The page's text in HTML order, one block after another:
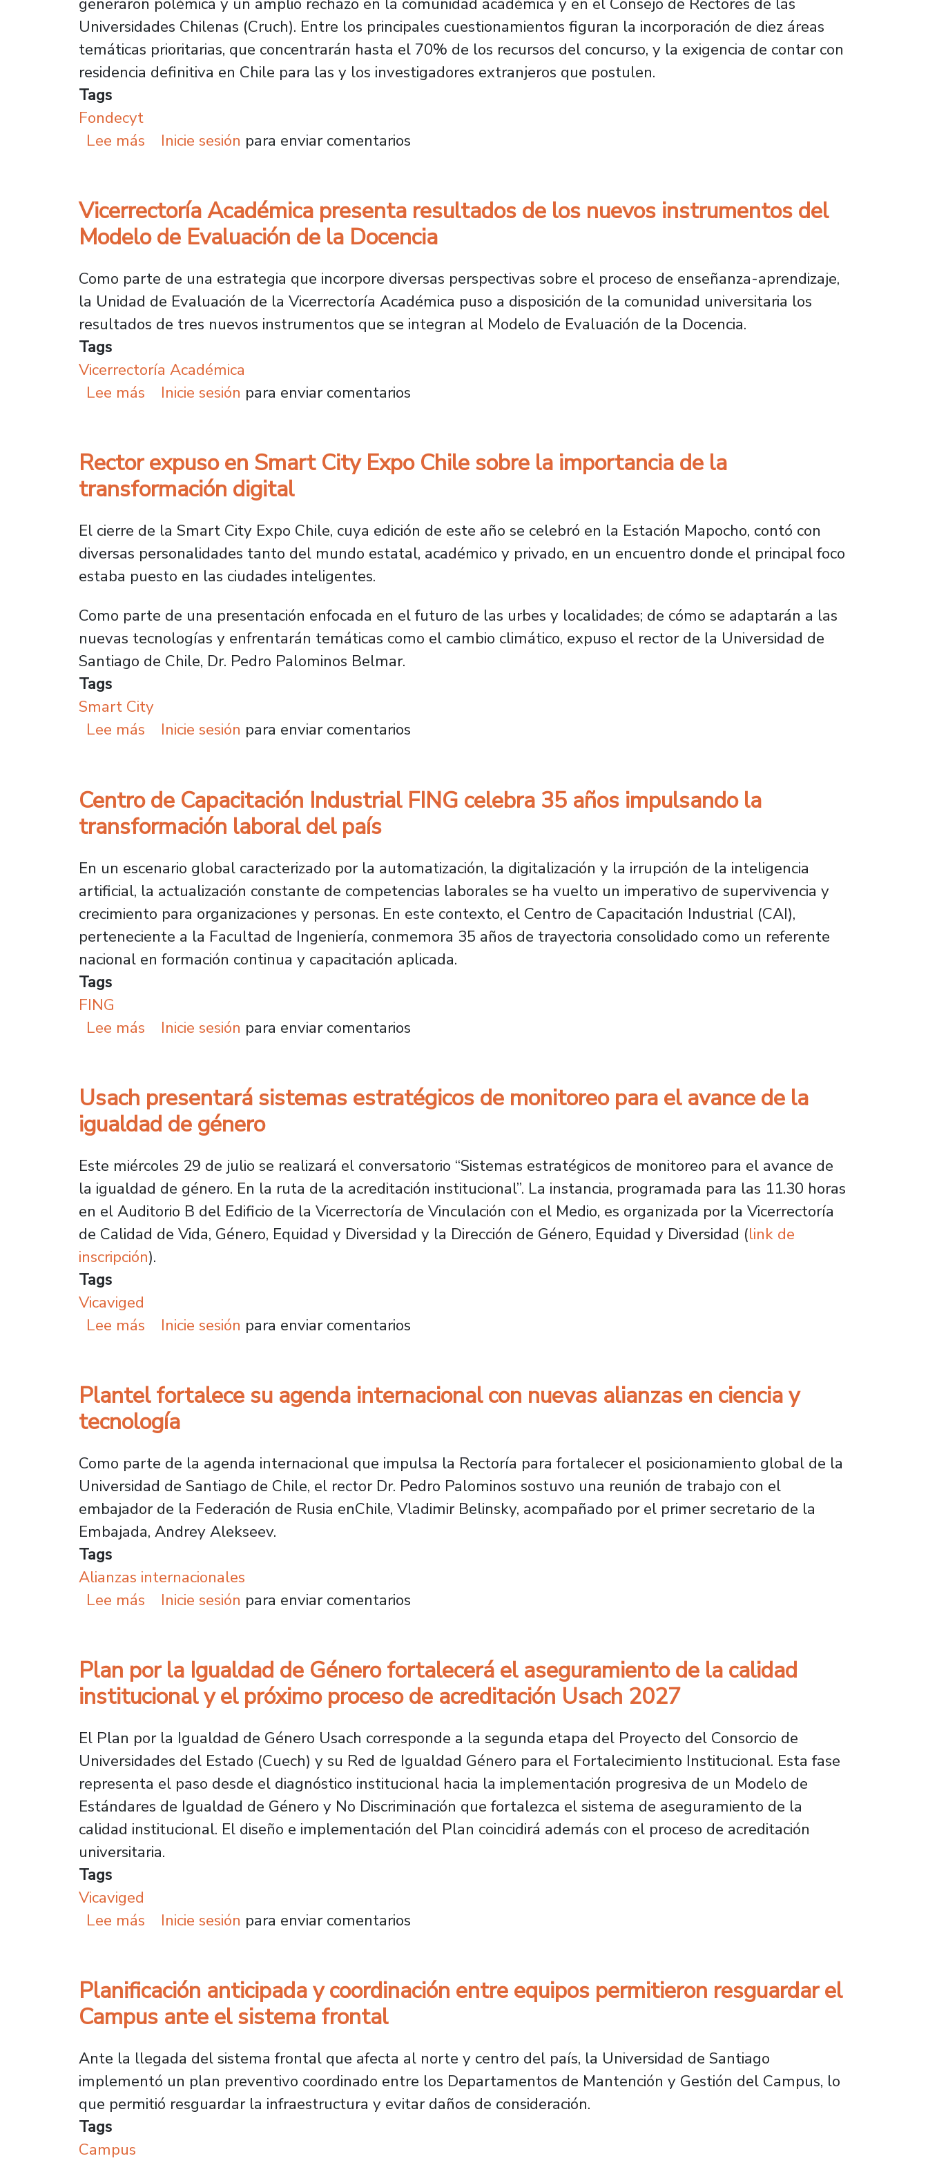
Universidades Chilenas (Cruch). Entre los principales cuestionamientos figuran la incorporación de diez áreas
temáticas prioritarias, que concentrarán hasta el 70% de los recursos del concurso, y la exigencia de contar con
residencia definitiva en Chile para las y los investigadores extranjeros que postulen.
Tags
Fondecyt
Lee más sobre Usach propone un espacio nacional de reflexión ante cambios en bases de Fondecyt
Inicie sesión para enviar comentarios
Vicerrectoría Académica presenta resultados de los nuevos instrumentos del
Modelo de Evaluación de la Docencia
Como parte de una estrategia que incorpore diversas perspectivas sobre el proceso de enseñanza-aprendizaje,
la Unidad de Evaluación de la Vicerrectoría Académica puso a disposición de la comunidad universitaria los
resultados de tres nuevos instrumentos que se integran al Modelo de Evaluación de la Docencia.
Tags
Vicerrectoría Académica
Lee más sobre Vicerrectoría Académica presenta resultados de los nuevos instrumentos del Modelo de Evaluación de la
Inicie sesión para enviar comentarios
Rector expuso en Smart City Expo Chile sobre la importancia de la
transformación digital
El cierre de la Smart City Expo Chile, cuya edición de este año se celebró en la Estación Mapocho, contó con
diversas personalidades tanto del mundo estatal, académico y privado, en un encuentro donde el principal foco
estaba puesto en las ciudades inteligentes.
Como parte de una presentación enfocada en el futuro de las urbes y localidades; de cómo se adaptarán a las
nuevas tecnologías y enfrentarán temáticas como el cambio climático, expuso el rector de la Universidad de
Santiago de Chile, Dr. Pedro Palominos Belmar.
Tags
Smart City
Lee más sobre Rector expuso en Smart City Expo Chile sobre la importancia de la transformación digital
Inicie sesión para enviar comentarios
Centro de Capacitación Industrial FING celebra 35 años impulsando la
transformación laboral del país
En un escenario global caracterizado por la automatización, la digitalización y la irrupción de la inteligencia
artificial, la actualización constante de competencias laborales se ha vuelto un imperativo de supervivencia y
crecimiento para organizaciones y personas. En este contexto, el Centro de Capacitación Industrial (CAI),
perteneciente a la Facultad de Ingeniería, conmemora 35 años de trayectoria consolidado como un referente
nacional en formación continua y capacitación aplicada.
Tags
FING
Lee más sobre Centro de Capacitación Industrial FING celebra 35 años impulsando la transformación laboral del país
Inicie sesión para enviar comentarios
Usach presentará sistemas estratégicos de monitoreo para el avance de la
igualdad de género
Este miércoles 29 de julio se realizará el conversatorio “Sistemas estratégicos de monitoreo para el avance de
la igualdad de género. En la ruta de la acreditación institucional”. La instancia, programada para las 11.30 horas
en el Auditorio B del Edificio de la Vicerrectoría de Vinculación con el Medio, es organizada por la Vicerrectoría
de Calidad de Vida, Género, Equidad y Diversidad y la Dirección de Género, Equidad y Diversidad (link de
inscripción).
Tags
Vicaviged
Lee más sobre Usach presentará sistemas estratégicos de monitoreo para el avance de la igualdad de género
Inicie sesión para enviar comentarios
Plantel fortalece su agenda internacional con nuevas alianzas en ciencia y
tecnología
Como parte de la agenda internacional que impulsa la Rectoría para fortalecer el posicionamiento global de la
Universidad de Santiago de Chile, el rector Dr. Pedro Palominos sostuvo una reunión de trabajo con el
embajador de la Federación de Rusia enChile, Vladimir Belinsky, acompañado por el primer secretario de la
Embajada, Andrey Alekseev.
Tags
Alianzas internacionales
Lee más sobre Plantel fortalece su agenda internacional con nuevas alianzas en ciencia y tecnología
Inicie sesión para enviar comentarios
Plan por la Igualdad de Género fortalecerá el aseguramiento de la calidad
institucional y el próximo proceso de acreditación Usach 2027
El Plan por la Igualdad de Género Usach corresponde a la segunda etapa del Proyecto del Consorcio de
Universidades del Estado (Cuech) y su Red de Igualdad Género para el Fortalecimiento Institucional. Esta fase
representa el paso desde el diagnóstico institucional hacia la implementación progresiva de un Modelo de
Estándares de Igualdad de Género y No Discriminación que fortalezca el sistema de aseguramiento de la
calidad institucional. El diseño e implementación del Plan coincidirá además con el proceso de acreditación
universitaria.
Tags
Vicaviged
Lee más sobre Plan por la Igualdad de Género fortalecerá el aseguramiento de la calidad institucional y el próximo
Inicie sesión para enviar comentarios
Planificación anticipada y coordinación entre equipos permitieron resguardar el
Campus ante el sistema frontal
Ante la llegada del sistema frontal que afecta al norte y centro del país, la Universidad de Santiago
implementó un plan preventivo coordinado entre los Departamentos de Mantención y Gestión del Campus, lo
que permitió resguardar la infraestructura y evitar daños de consideración.
Tags
Campus